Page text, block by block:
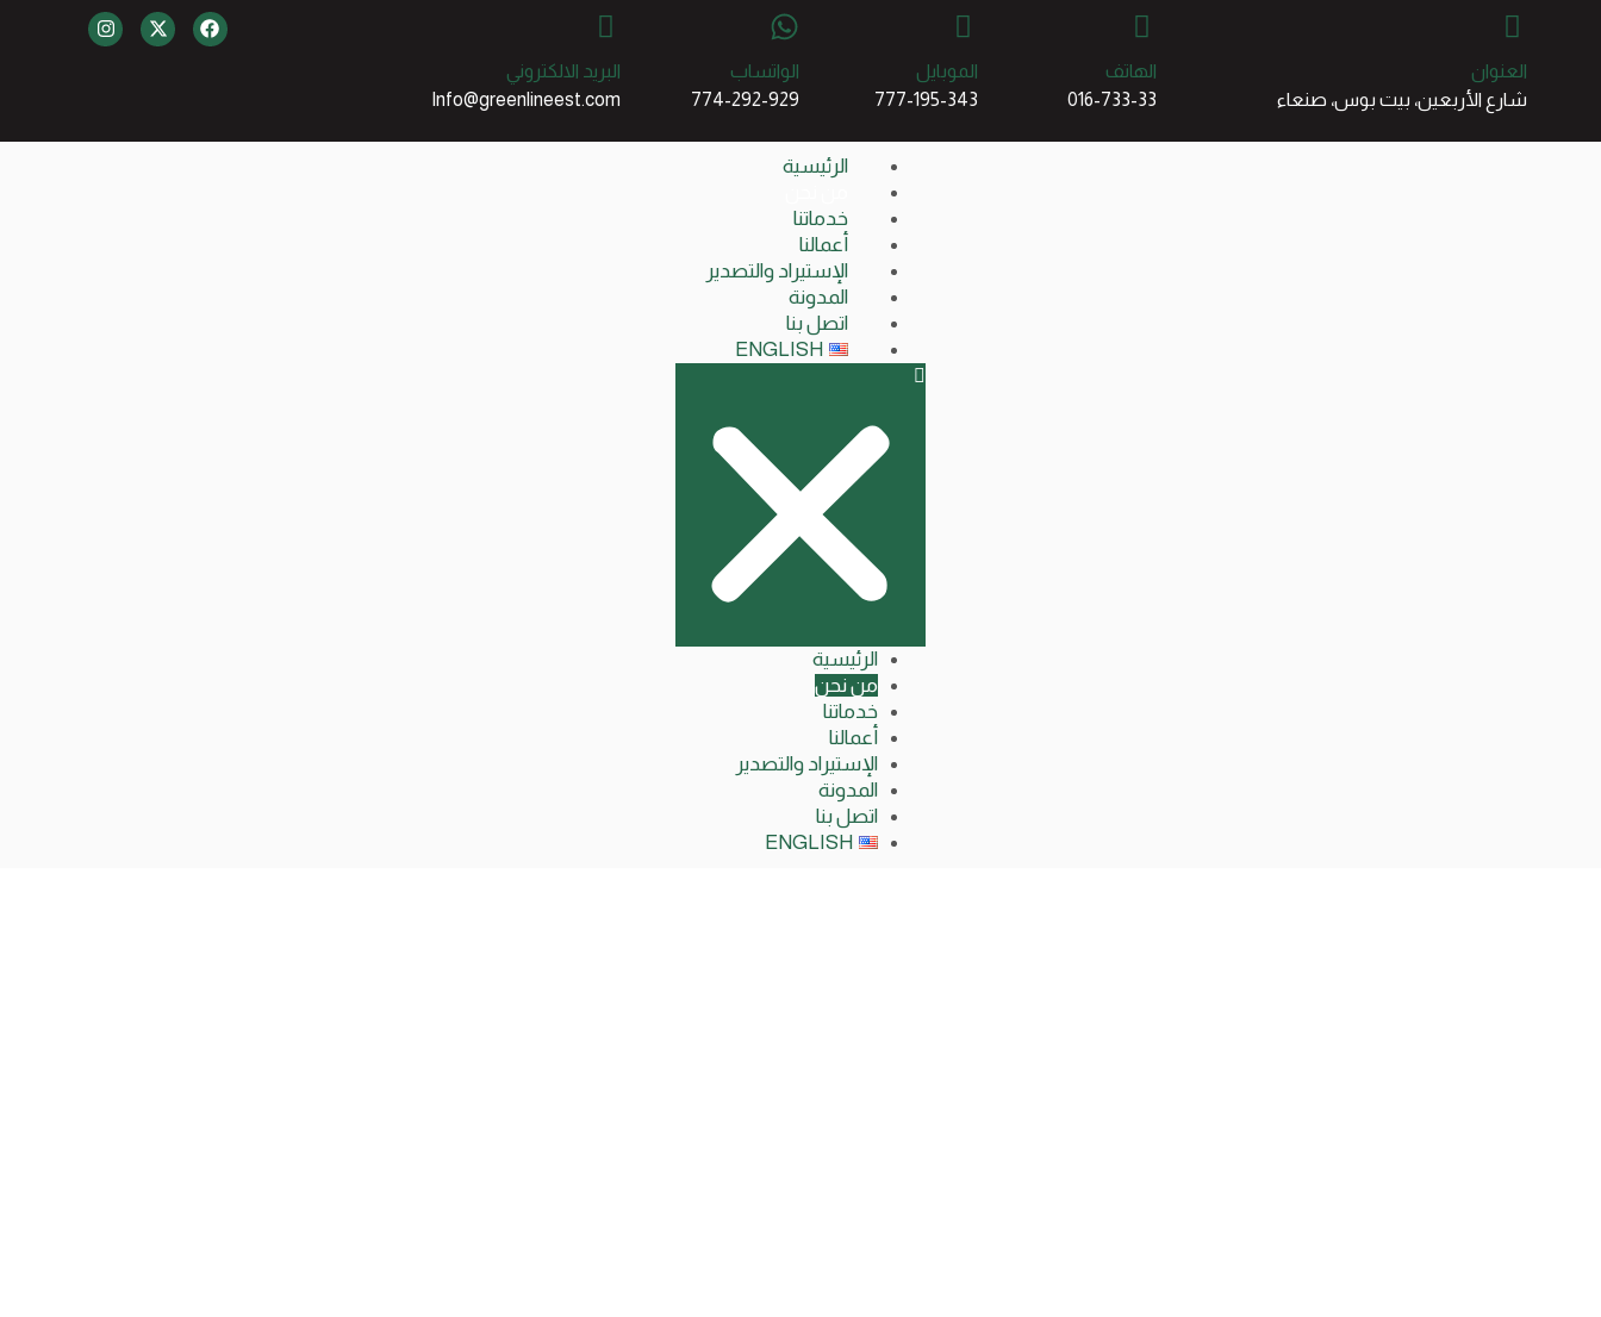
العنوان
شارع الأربعين، بيت بوس، صنعاء
الهاتف
016-733-33
الموبايل
777-195-343
الواتساب
774-292-929
البريد الالكتروني
Info@greenlineest.com
الرئيسية
خدماتنا
أعمالنا
الإستيراد والتصدير
المدونة
اتصل بنا
ENGLISH
الرئيسية
من نحن
خدماتنا
أعمالنا
الإستيراد والتصدير
المدونة
اتصل بنا
ENGLISH